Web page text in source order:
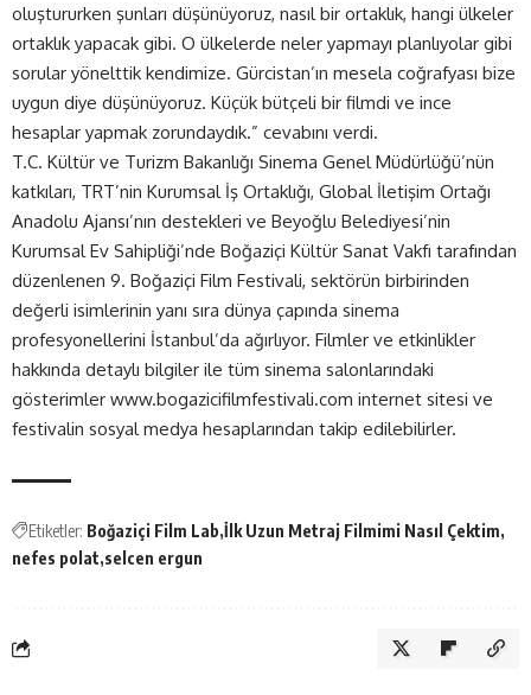
oluştururken şunları düşünüyoruz, nasıl bir ortaklık, hangi ülkeler
ortaklık yapacak gibi. O ülkelerde neler yapmayı planlıyolar gibi
sorular yönelttik kendimize. Gürcistan’ın mesela coğrafyası bize
uygun diye düşünüyoruz. Küçük bütçeli bir filmdi ve ince
hesaplar yapmak zorundaydık.” cevabını verdi.
T.C. Kültür ve Turizm Bakanlığı Sinema Genel Müdürlüğü’nün
katkıları, TRT’nin Kurumsal İş Ortaklığı, Global İletişim Ortağı
Anadolu Ajansı’nın destekleri ve Beyoğlu Belediyesi’nin
Kurumsal Ev Sahipliği’nde Boğaziçi Kültür Sanat Vakfı tarafından
düzenlenen 9. Boğaziçi Film Festivali, sektörün birbirinden
değerli isimlerinin yanı sıra dünya çapında sinema
profesyonellerini İstanbul’da ağırlıyor. Filmler ve etkinlikler
hakkında detaylı bilgiler ile tüm sinema salonlarındaki
gösterimler www.bogazicifilmfestivali.com internet sitesi ve
festivalin sosyal medya hesaplarından takip edilebilirler.
Etiketler: Boğaziçi Film Lab İlk Uzun Metraj Filmimi Nasıl Çektim
nefes polat selcen ergun